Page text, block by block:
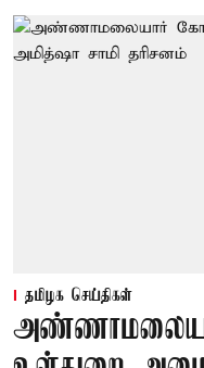
தமிழக செய்திகள்